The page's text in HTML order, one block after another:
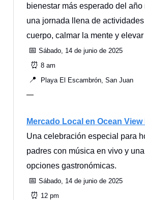
bienestar más esperado del año
una jornada llena de actividades
cuerpo, calmar la mente y
📅 Sábado, 14 de junio de 2025
⏰ 8 am
📍 Playa El Escambrón, San Juan
—
Mercado Local en Ocean
Una celebración especial para
padres con música en vivo y
opciones gastronómicas.
📅 Sábado, 14 de junio de 2025
⏰ 12 pm